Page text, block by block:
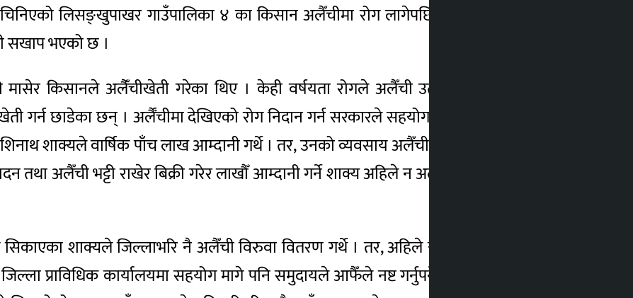
लिसङ्खुपाखर गाउँपालिका ४ का किसान अलैँचीमा रोग लागेपछि निराश भएका छन् । गाना
सखाप भएको छ ।
मासेर किसानले अलैँंचीखेती गरेका थिए । केही वर्षयता रोगले अलैँची उत्पादनमा कमी आएको छ ।
गर्न छाडेका छन् । अर्लैँचीमा देखिएको रोग निदान गर्न सरकारले सहयोग गर्नुपर्ने उनीहरूको माग छ ।
शाक्यले वार्षिक पाँच लाख आम्दानी गर्थे । तर, उनको व्यवसाय अलैँचीमा सिन्धुरे र गानो कुहिने रोग
तथा अलैँची भट्टी राखेर बिक्री गरेर लाखौँ आम्दानी गर्ने शाक्य अहिले न अलैँची बेर्ना उत्पादन गर्नुहुन्छ न
सिकाएका शाक्यले जिल्लाभरि नै अलैँची विरुवा वितरण गर्थे । तर, अहिले यो व्यवसाय चटक्कै छाढेका
प्राविधिक कार्यालयमा सहयोग मागे पनि समुदायले आफैँले नष्ट गर्नुपर्ने भनेपछि समुदायले आफैँले